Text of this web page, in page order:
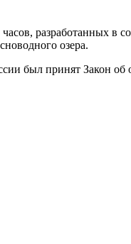
разработанных в
озера.
был принят Закон об